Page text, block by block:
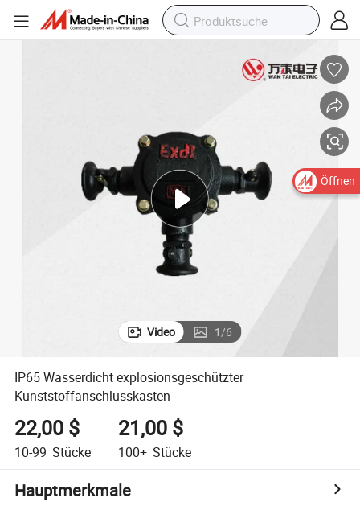
Video 1/6
IP65 Wasserdicht explosionsgeschützter
Kunststoffanschlusskasten
22,00 $
10-99 Stücke
21,00 $
100+ Stücke
Hauptmerkmale
Öffnen